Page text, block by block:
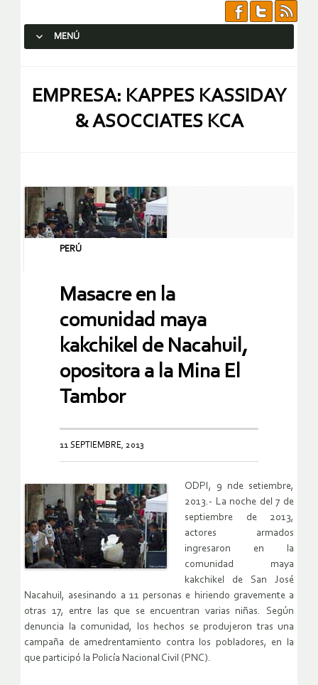
MENÚ
EMPRESA: KAPPES KASSIDAY
& ASOCCIATES KCA
PERÚ
Masacre en la
comunidad maya
kakchikel de Nacahuil,
opositora a la Mina El
Tambor
11 SEPTIEMBRE, 2013
ODPI, 9 nde setiembre,
2013.- La noche del 7 de
septiembre de 2013,
actores armados
ingresaron en la
comunidad maya
kakchikel de San José
Nacahuil, asesinando a 11 personas e hiriendo gravemente a
otras 17, entre las que se encuentran varias niñas. Según
denuncia la comunidad, los hechos se produjeron tras una
campaña de amedrentamiento contra los pobladores, en la
que participó la Policía Nacional Civil (PNC).